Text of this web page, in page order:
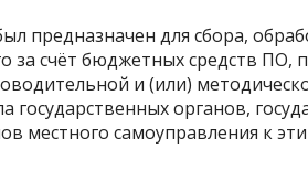
предназначен для сбора,
за счёт бюджетных средств ПО,
и (или)
государственных органов,
местного самоуправления к